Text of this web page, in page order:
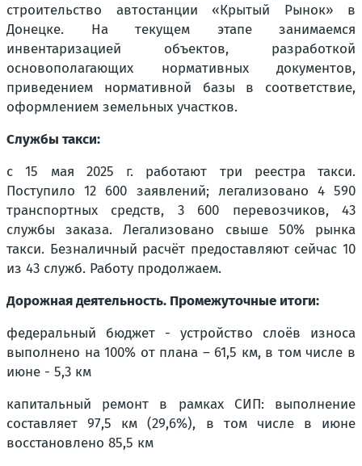
строительство автостанции «Крытый Рынок» в
Донецке. На текущем этапе занимаемся
инвентаризацией объектов, разработкой
основополагающих нормативных документов,
приведением нормативной базы в соответствие,
оформлением земельных участков.
Службы такси:
с 15 мая 2025 г. работают три реестра такси.
Поступило 12 600 заявлений; легализовано 4 590
транспортных средств, 3 600 перевозчиков, 43
службы заказа. Легализовано свыше 50% рынка
такси. Безналичный расчёт предоставляют сейчас 10
из 43 служб. Работу продолжаем.
Дорожная деятельность. Промежуточные итоги:
федеральный бюджет - устройство слоёв износа
выполнено на 100% от плана – 61,5 км, в том числе в
июне - 5,3 км
капитальный ремонт в рамках СИП: выполнение
составляет 97,5 км (29,6%), в том числе в июне
восстановлено 85,5 км